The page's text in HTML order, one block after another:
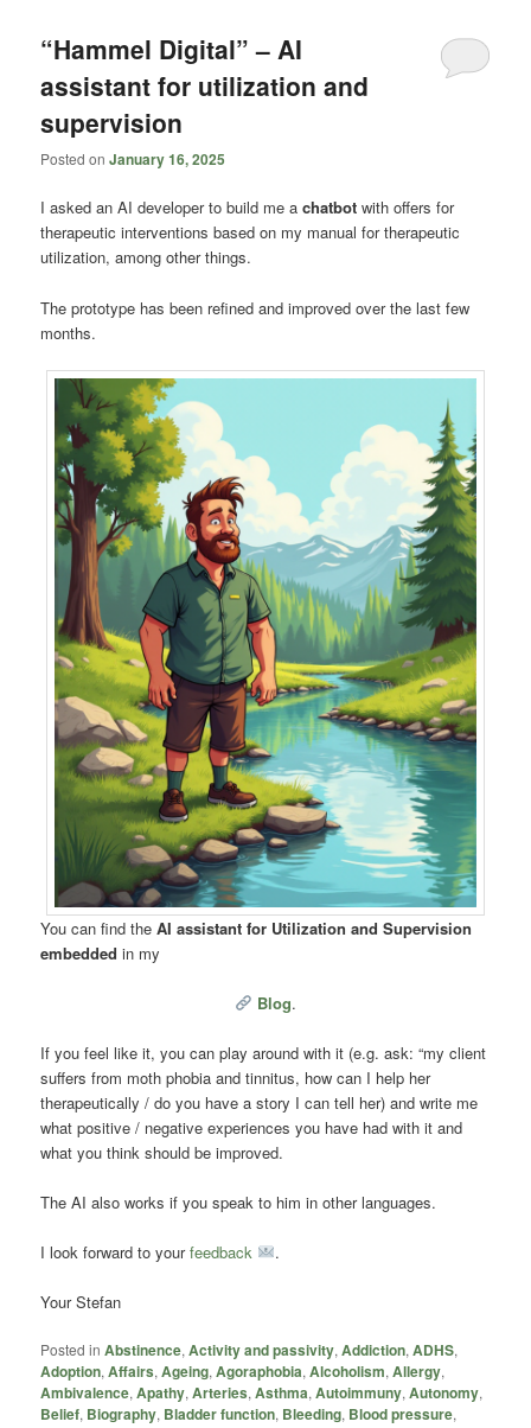
“Hammel Digital” – AI
assistant for utilization and
supervision
Posted onJanuary 16, 2025
I asked an AI developer to build me achatbot with offers for
therapeutic interventions based on my manual for therapeutic
utilization, among other things.
The prototype has been refined and improved over the last few
months.
You can find theAI assistant for Utilization and Supervision
embeddedin my
Blog.
If you feel like it, you can play around with it (e.g. ask: “my client
suffers from moth phobia and tinnitus, how can I help her
therapeutically / do you have a story I can tell her) and write me
what positive / negative experiences you have had with it and
what you think should be improved.
The AI also works if you speak to him in other languages.
I look forward to yourfeedback .
Your Stefan
Posted in Abstinence,Activity and passivity,Addiction,ADHS,
Adoption,Affairs,Ageing,Agoraphobia,Alcoholism,Allergy,
Ambivalence,Apathy,Arteries,Asthma,Autoimmuny,Autonomy,
Belief, Biography, Bladder function, Bleeding, Blood pressure,